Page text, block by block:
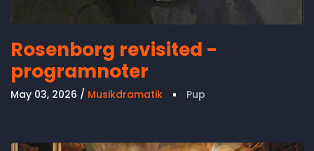
Rosenborg revisited -
programnoter
May 03, 2026 Musikdramatik Pup